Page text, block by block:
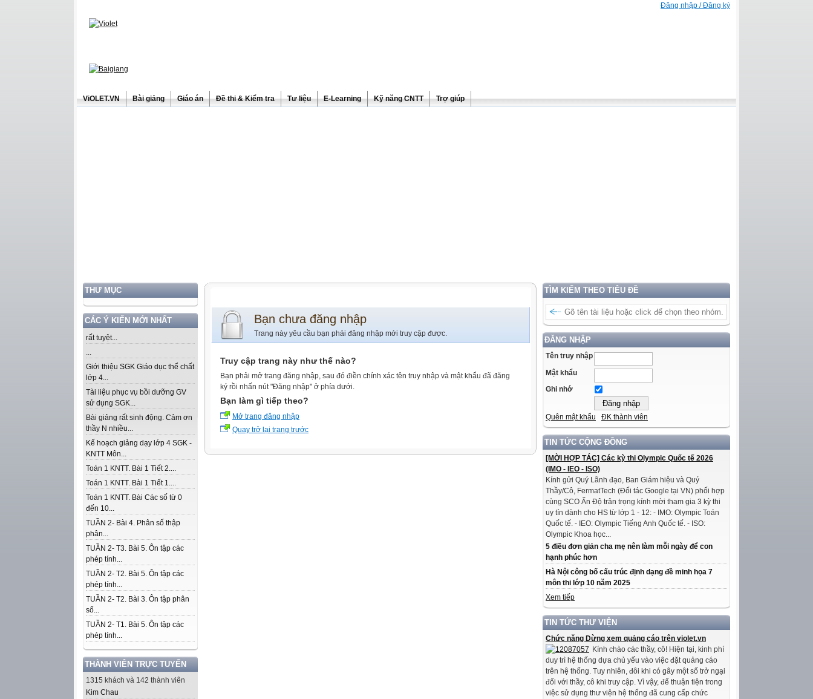
Đăng nhập / Đăng ký
ViOLET.VN Bài giảng Giáo án Đề thi & Kiểm tra Tư liệu E-Learning Kỹ năng CNTT Trợ giúp
THƯ MỤC
CÁC Ý KIẾN MỚI NHẤT
rất tuyệt...
...
Giới thiệu SGK Giáo dục thể chất
lớp 4...
Tài liệu phục vụ bồi dưỡng GV
sử dụng SGK...
Bài giảng rất sinh động. Cảm ơn
thầy N nhiều...
Kế hoạch giảng dạy lớp 4 SGK -
KNTT Môn...
Toán 1 KNTT. Bài 1 Tiết 2....
Toán 1 KNTT. Bài 1 Tiết 1....
Toán 1 KNTT. Bài Các số từ 0
đến 10...
TUẦN 2- Bài 4. Phân số thập
phân...
TUẦN 2- T3. Bài 5. Ôn tập các
phép tính...
TUẦN 2- T2. Bài 5. Ôn tập các
phép tính...
TUẦN 2- T2. Bài 3. Ôn tập phân
số...
TUẦN 2- T1. Bài 5. Ôn tập các
phép tính...
THÀNH VIÊN TRỰC TUYẾN
1315 khách và 142 thành viên
Kim Chau
TÌM KIẾM THEO TIÊU ĐỀ
ĐĂNG NHẬP
Tên truy nhập
Mật khẩu
Ghi nhớ
Quên mật khẩu ĐK thành viên
TIN TỨC CỘNG ĐỒNG
[MỜI HỢP TÁC] Các kỳ thi Olympic Quốc tế 2026
(IMO - IEO - ISO)
Kính gửi Quý Lãnh đạo, Ban Giám hiệu và Quý
Thầy/Cô, FermatTech (Đối tác Google tại VN) phối hợp
cùng SCO Ấn Độ trân trọng kính mời tham gia 3 kỳ thi
uy tín dành cho HS từ lớp 1 - 12: - IMO: Olympic Toán
Quốc tế. - IEO: Olympic Tiếng Anh Quốc tế. - ISO:
Olympic Khoa học...
5 điều đơn giản cha mẹ nên làm mỗi ngày để con
hạnh phúc hơn
Hà Nội công bố cấu trúc định dạng đề minh họa 7
môn thi lớp 10 năm 2025
Xem tiếp
TIN TỨC THƯ VIỆN
Chức năng Dừng xem quảng cáo trên violet.vn
Kính chào các thầy, cô! Hiện tại, kinh phí
duy trì hệ thống dựa chủ yếu vào việc đặt quảng cáo
trên hệ thống. Tuy nhiên, đôi khi có gây một số trở ngại
đối với thầy, cô khi truy cập. Vì vậy, để thuận tiện trong
việc sử dụng thư viện hệ thống đã cung cấp chức
Bạn chưa đăng nhập
Trang này yêu cầu bạn phải đăng nhập mới truy cập được.
Truy cập trang này như thế nào?
Bạn phải mở trang đăng nhập, sau đó điền chính xác tên truy nhập và mật khẩu đã đăng
ký rồi nhấn nút "Đăng nhập" ở phía dưới.
Bạn làm gì tiếp theo?
Mở trang đăng nhập
Quay trở lại trang trước